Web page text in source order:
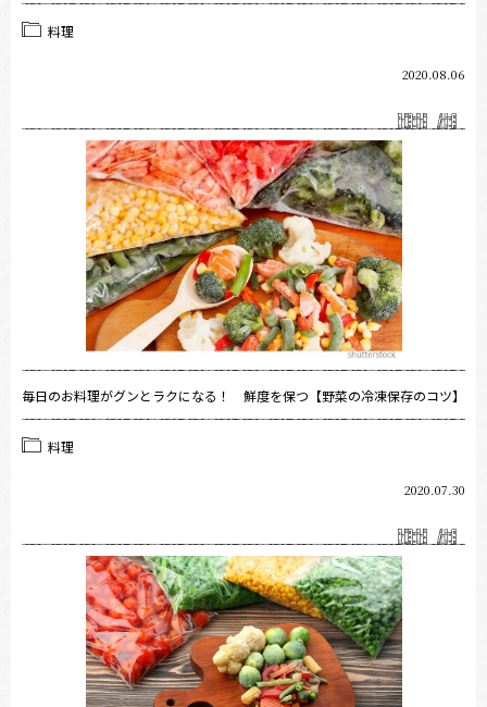
料理
2020.08.06
毎日のお料理がグンとラクになる！ 鮮度を保つ【野菜の冷凍保存のコツ】
料理
2020.07.30